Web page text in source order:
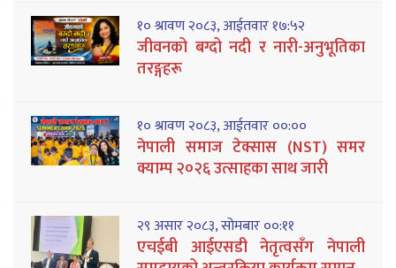
१० श्रावण २०८३, आईतवार १७:५२
जीवनको बग्दो नदी र नारी-अनुभूतिका
तरङ्गहरू
१० श्रावण २०८३, आईतवार ००:००
नेपाली समाज टेक्सास (NST) समर
क्याम्प २०२६ उत्साहका साथ जारी
२९ असार २०८३, सोमबार ००:११
एचईबी आईएसडी नेतृत्वसँग नेपाली